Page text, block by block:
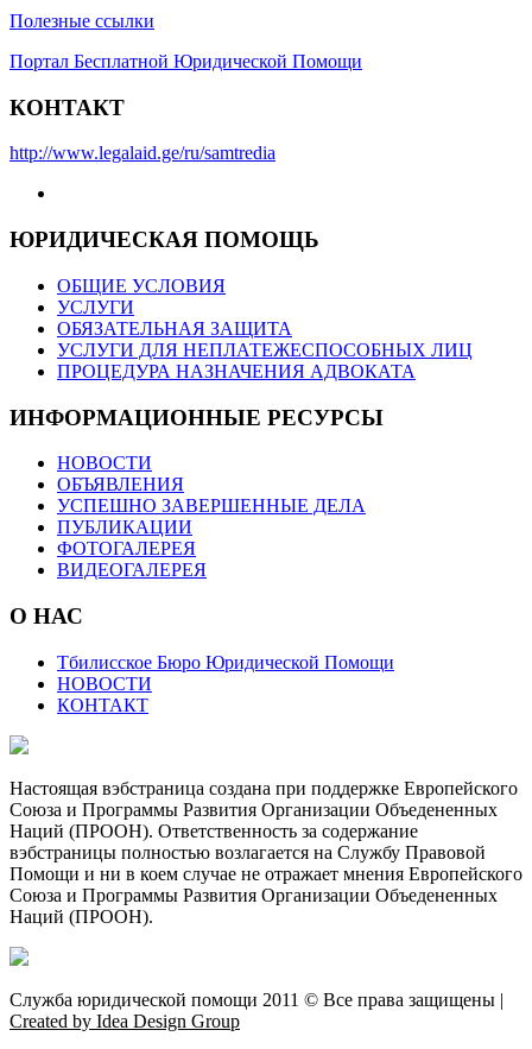
Полезные ссылки
Портал Бесплатной Юридической Помощи
КОНТАКТ
http://www.legalaid.ge/ru/samtredia
ЮРИДИЧЕСКАЯ ПОМОЩЬ
ОБЩИЕ УСЛОВИЯ
УСЛУГИ
ОБЯЗАТЕЛЬНАЯ ЗАЩИТА
УСЛУГИ ДЛЯ НЕПЛАТЕЖЕСПОСОБНЫХ ЛИЦ
ПРОЦЕДУРА НАЗНАЧЕНИЯ АДВОКАТА
ИНФОРМАЦИОННЫЕ РЕСУРСЫ
НОВОСТИ
ОБЪЯВЛЕНИЯ
УСПЕШНО ЗАВЕРШЕННЫЕ ДЕЛА
ПУБЛИКАЦИИ
ФОТОГАЛЕРЕЯ
ВИДЕОГАЛЕРЕЯ
О НАС
Тбилисское Бюро Юридической Помощи
НОВОСТИ
КОНТАКТ
Настоящая вэбстраница создана при поддержке Европейского
Союза и Программы Развития Организации Объедененных
Наций (ПРООН). Ответственность за содержание
вэбстраницы полностью возлагается на Службу Правовой
Помощи и ни в коем случае не отражает мнения Европейского
Союза и Программы Развития Организации Объедененных
Наций (ПРООН).
Служба юридической помощи 2011 © Все права защищены |
Created by Idea Design Group